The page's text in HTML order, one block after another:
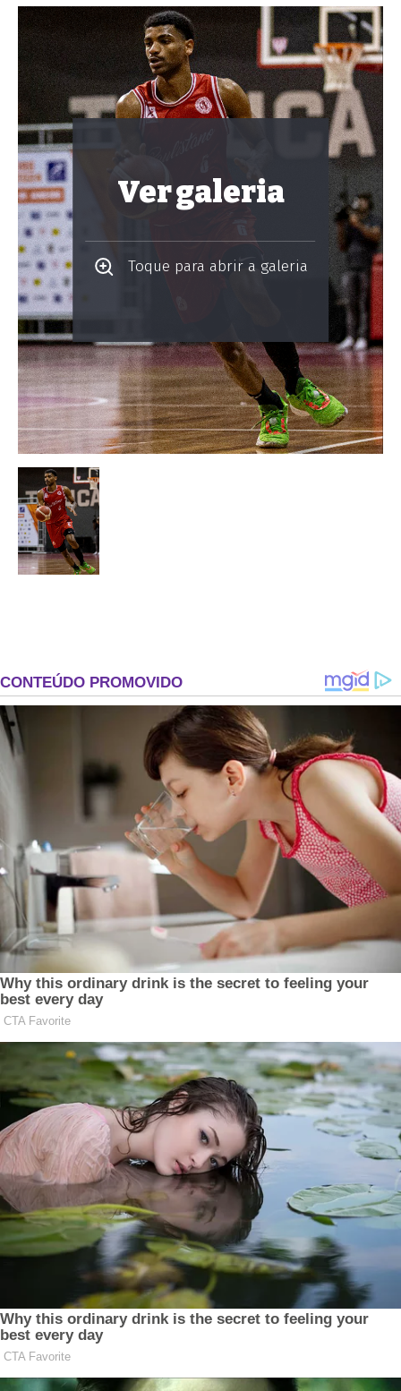
Ver galeria
Toque para abrir a galeria